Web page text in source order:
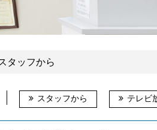
タッフから
スタッフから テレビ